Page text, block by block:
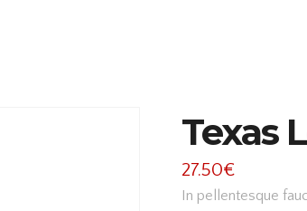
Texas
27.50€
In pellentesque